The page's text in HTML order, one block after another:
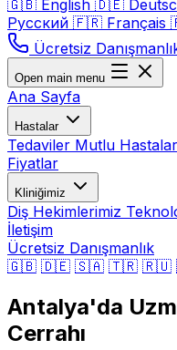
🇬🇧 English 🇩🇪
Русский 🇫🇷 Français
Ücretsiz
Open main menu
Ana Sayfa
Hastalar
Tedaviler Mutlu Hastalar
Fiyatlar
Kliniğimiz
Diş Hekimlerimiz
İletişim
Ücretsiz Danışmanlık
🇬🇧 🇩🇪 🇸🇦 🇹🇷 🇷🇺
Antalya'da
Cerrahı